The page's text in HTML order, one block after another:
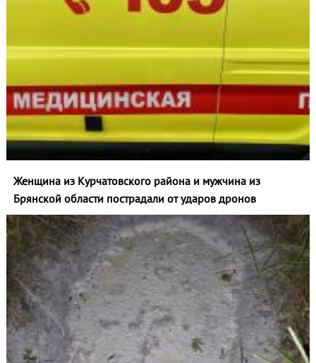
Женщина из Курчатовского района и мужчина из
Брянской области пострадали от ударов дронов